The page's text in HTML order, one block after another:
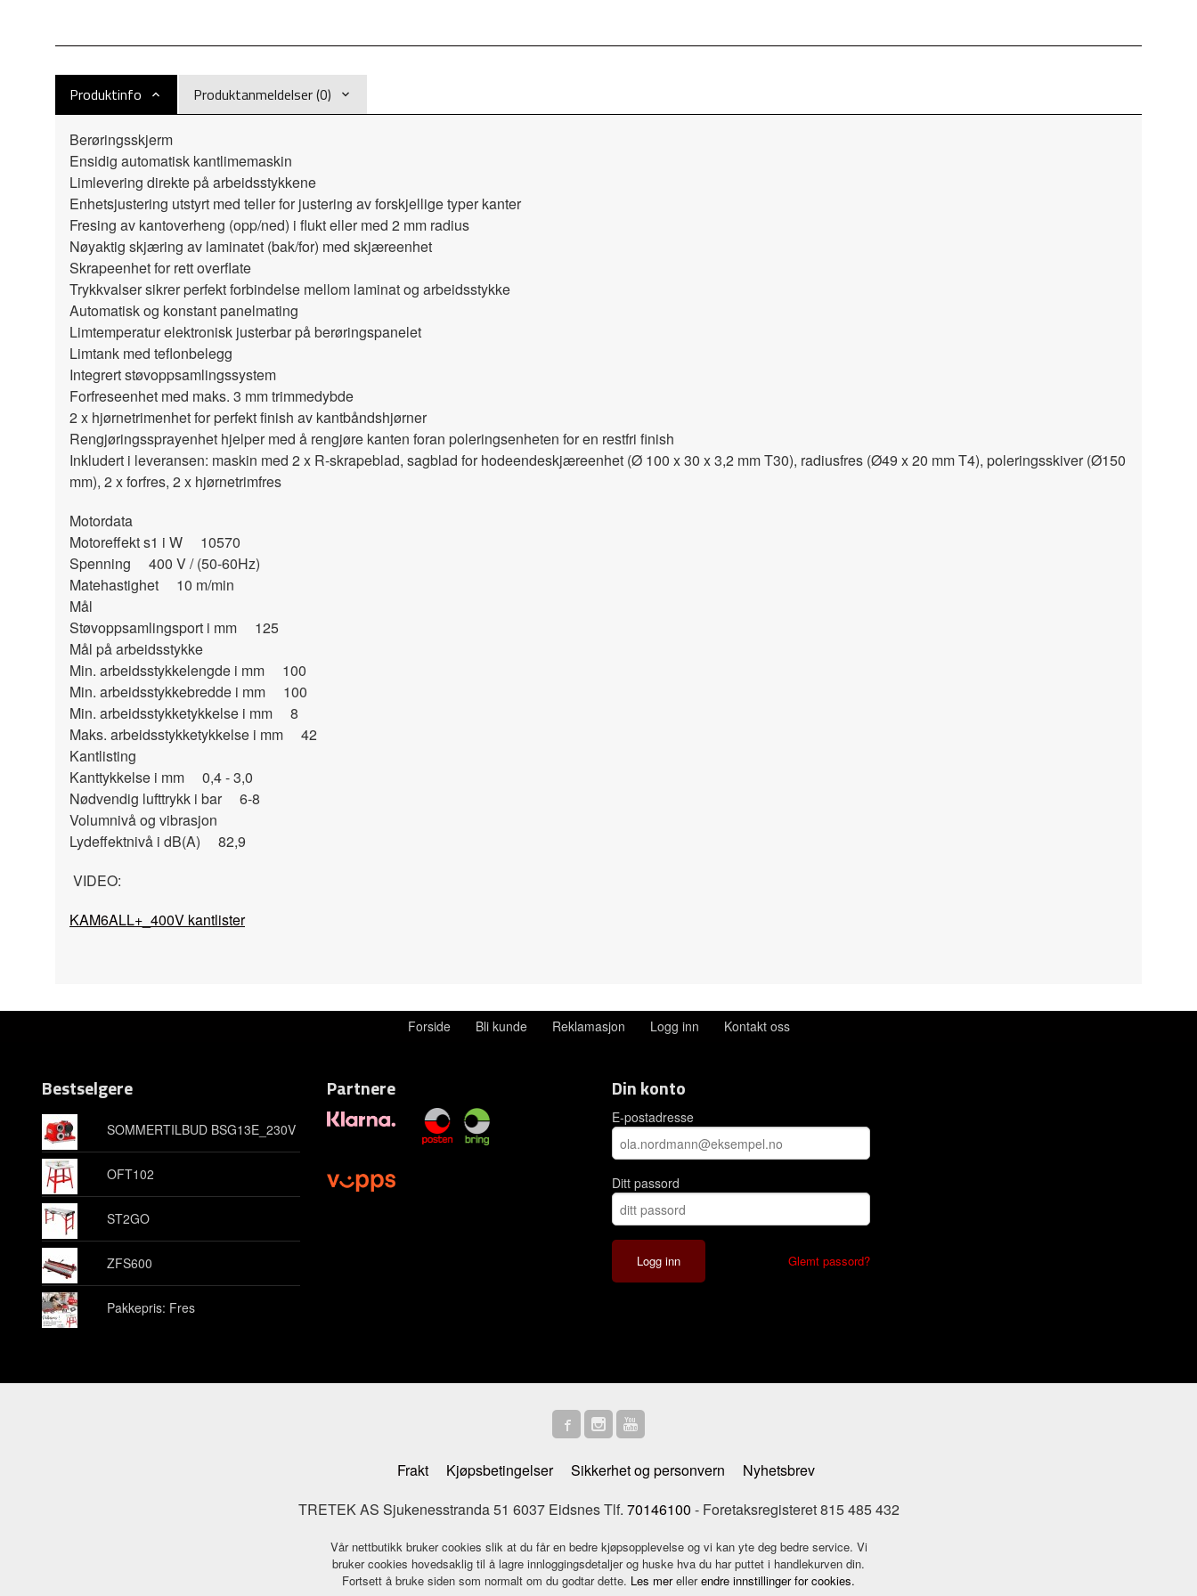
Produktinfo Produktanmeldelser (0)
Berøringsskjerm
Ensidig automatisk kantlimemaskin
Limlevering direkte på arbeidsstykkene
Enhetsjustering utstyrt med teller for justering av forskjellige typer kanter
Fresing av kantoverheng (opp/ned) i flukt eller med 2 mm radius
Nøyaktig skjæring av laminatet (bak/for) med skjæreenhet
Skrapeenhet for rett overflate
Trykkvalser sikrer perfekt forbindelse mellom laminat og arbeidsstykke
Automatisk og konstant panelmating
Limtemperatur elektronisk justerbar på berøringspanelet
Limtank med teflonbelegg
Integrert støvoppsamlingssystem
Forfreseenhet med maks. 3 mm trimmedybde
2 x hjørnetrimenhet for perfekt finish av kantbåndshjørner
Rengjøringssprayenhet hjelper med å rengjøre kanten foran poleringsenheten for en restfri finish
Inkludert i leveransen: maskin med 2 x R-skrapeblad, sagblad for hodeendeskjæreenhet (Ø 100 x 30 x 3,2 mm T30), radiusfres (Ø49 x 20 mm T4), poleringsskiver (Ø150
mm), 2 x forfres, 2 x hjørnetrimfres
Motordata
Motoreffekt s1 i W 10570
Spenning 400 V / (50-60Hz)
Matehastighet 10 m/min
Mål
Støvoppsamlingsport i mm 125
Mål på arbeidsstykke
Min. arbeidsstykkelengde i mm 100
Min. arbeidsstykkebredde i mm 100
Min. arbeidsstykketykkelse i mm 8
Maks. arbeidsstykketykkelse i mm 42
Kantlisting
Kanttykkelse i mm 0,4 - 3,0
Nødvendig lufttrykk i bar 6-8
Volumnivå og vibrasjon
Lydeffektnivå i dB(A) 82,9
VIDEO:
KAM6ALL+_400V kantlister
Forside Bli kunde Reklamasjon Logg inn Kontakt oss
Bestselgere
SOMMERTILBUD BSG13E_230V
OFT102
ST2GO
ZFS600
Pakkepris: Fres
Partnere Din konto
E-postadresse
Ditt passord
Glemt passord?
Frakt Kjøpsbetingelser Sikkerhet og personvern
Nyhetsbrev
TRETEK AS Sjukenesstranda 51 6037 Eidsnes Tlf. 70146100 - Foretaksregisteret 815 485 432
Vår nettbutikk bruker cookies slik at du får en bedre kjøpsopplevelse og vi kan yte deg bedre service. Vi
bruker cookies hovedsaklig til å lagre innloggingsdetaljer og huske hva du har puttet i handlekurven din.
Fortsett å bruke siden som normalt om du godtar dette. Les merellerendre innstillinger for cookies.